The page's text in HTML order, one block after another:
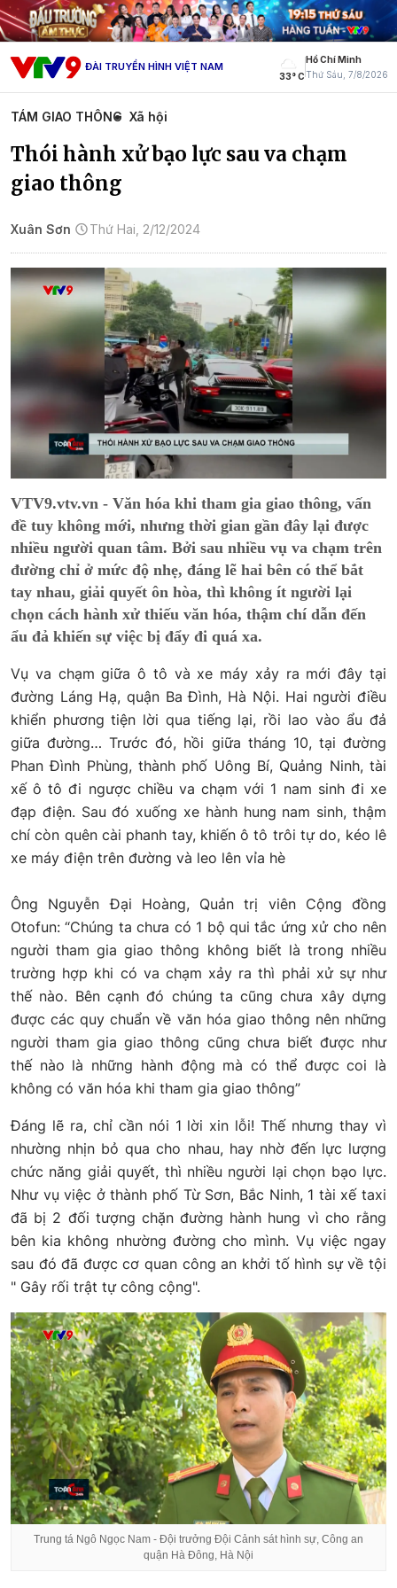
ĐÀI TRUYỀN HÌNH VIỆT NAM
33° C
Hồ Chí Minh
Thứ Sáu, 7/8/2026
TÁM GIAO THÔNG Xã hội
Thói hành xử bạo lực sau va chạm
giao thông
Xuân Sơn Thứ Hai, 2/12/2024
VTV9.vtv.vn - Văn hóa khi tham gia giao thông, vấn
đề tuy không mới, nhưng thời gian gần đây lại được
nhiều người quan tâm. Bởi sau nhiều vụ va chạm trên
đường chỉ ở mức độ nhẹ, đáng lẽ hai bên có thể bắt
tay nhau, giải quyết ôn hòa, thì không ít người lại
chọn cách hành xử thiếu văn hóa, thậm chí dẫn đến
ẩu đả khiến sự việc bị đẩy đi quá xa.
Vụ va chạm giữa ô tô và xe máy xảy ra mới đây tại
đường Láng Hạ, quận Ba Đình, Hà Nội. Hai người điều
khiển phương tiện lời qua tiếng lại, rồi lao vào ẩu đả
giữa đường… Trước đó, hồi giữa tháng 10, tại đường
Phan Đình Phùng, thành phố Uông Bí, Quảng Ninh, tài
xế ô tô đi ngược chiều va chạm với 1 nam sinh đi xe
đạp điện. Sau đó xuống xe hành hung nam sinh, thậm
chí còn quên cài phanh tay, khiến ô tô trôi tự do, kéo lê
xe máy điện trên đường và leo lên vỉa hè
Ông Nguyễn Đại Hoàng, Quản trị viên Cộng đồng
Otofun: “Chúng ta chưa có 1 bộ qui tắc ứng xử cho nên
người tham gia giao thông không biết là trong nhiều
trường hợp khi có va chạm xảy ra thì phải xử sự như
thế nào. Bên cạnh đó chúng ta cũng chưa xây dựng
được các quy chuẩn về văn hóa giao thông nên những
người tham gia giao thông cũng chưa biết được như
thế nào là những hành động mà có thể được coi là
không có văn hóa khi tham gia giao thông”
Đáng lẽ ra, chỉ cần nói 1 lời xin lỗi! Thế nhưng thay vì
nhường nhịn bỏ qua cho nhau, hay nhờ đến lực lượng
chức năng giải quyết, thì nhiều người lại chọn bạo lực.
Như vụ việc ở thành phố Từ Sơn, Bắc Ninh, 1 tài xế taxi
đã bị 2 đối tượng chặn đường hành hung vì cho rằng
bên kia không nhường đường cho mình. Vụ việc ngay
sau đó đã được cơ quan công an khởi tố hình sự về tội
" Gây rối trật tự công cộng".
Trung tá Ngô Ngọc Nam - Đội trưởng Đội Cảnh sát hình sự, Công an
quận Hà Đông, Hà Nội